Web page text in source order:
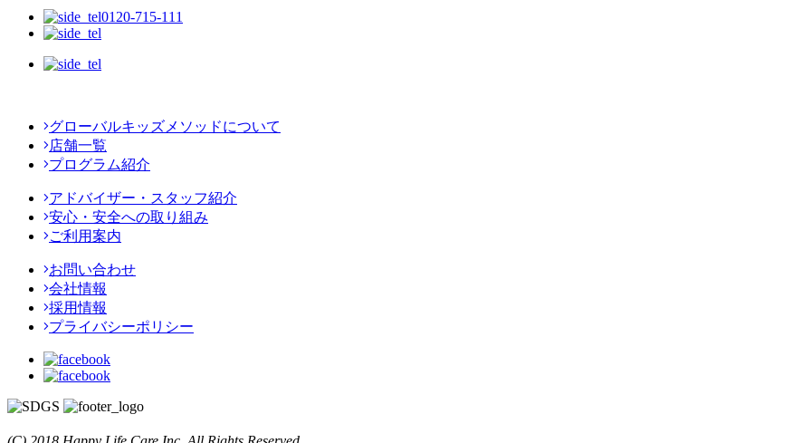
0120-715-111
グローバルキッズメソッドについて
店舗一覧
プログラム紹介
アドバイザー・スタッフ紹介
安心・安全への取り組み
ご利用案内
お問い合わせ
会社情報
採用情報
プライバシーポリシー